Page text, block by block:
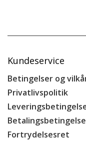
Kundeservice
Betingelser og
Privatlivspolitik
Fortrydelsesret